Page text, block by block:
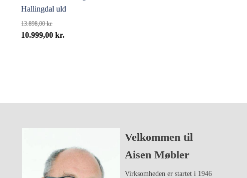
Hallingdal uld
13.898,00kr.
Den
10.999,00 kr.
Velkommen til
Aisen Møbler
Virksomheden er startet i 1946